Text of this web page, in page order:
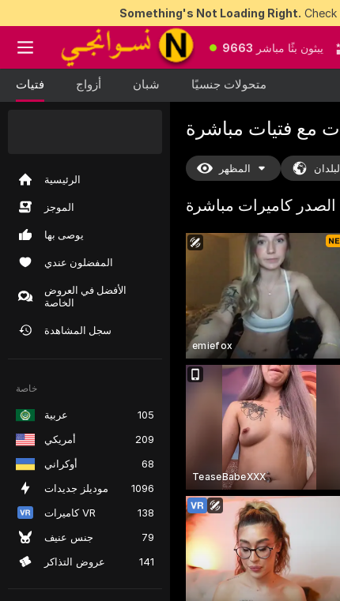
Something's Not Loading Right.
9663 يبثون بثًا مباشر
فتيات أزواج شبان متحولات جنسيًا
الرئيسية
الموجز
يوصى بها
المفضلون عندي
الأفضل في العروض
الخاصة
سجل المشاهدة
خاصة
عربية
105
أمريكي
209
أوكراني
68
موديلز جديدات
1096
كاميرات VR
138
جنس عنيف
79
عروض التذاكر
141
مع فتيات مباشرة
المظهر
الصدر كاميرات مباشرة
emiefox
TeaseBabeXXX